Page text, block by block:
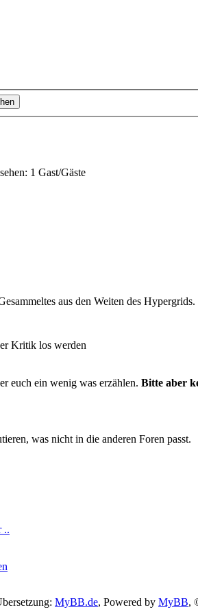
1 Gast/Gäste
aus den Weiten des Hypergrids.
Kritik los werden
euch ein wenig was erzählen. Bitte aber
was nicht in die anderen Foren passt.
..
MyBB.de, Powered by MyBB,